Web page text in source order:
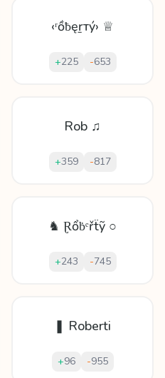
‹ʳồƀęṟтý› ♕
+225 -653
Rob ♫
+359 -817
♞ Ɽổḃᵉřẗỹ ○
+243 -745
❚ Roberti
+96 -955